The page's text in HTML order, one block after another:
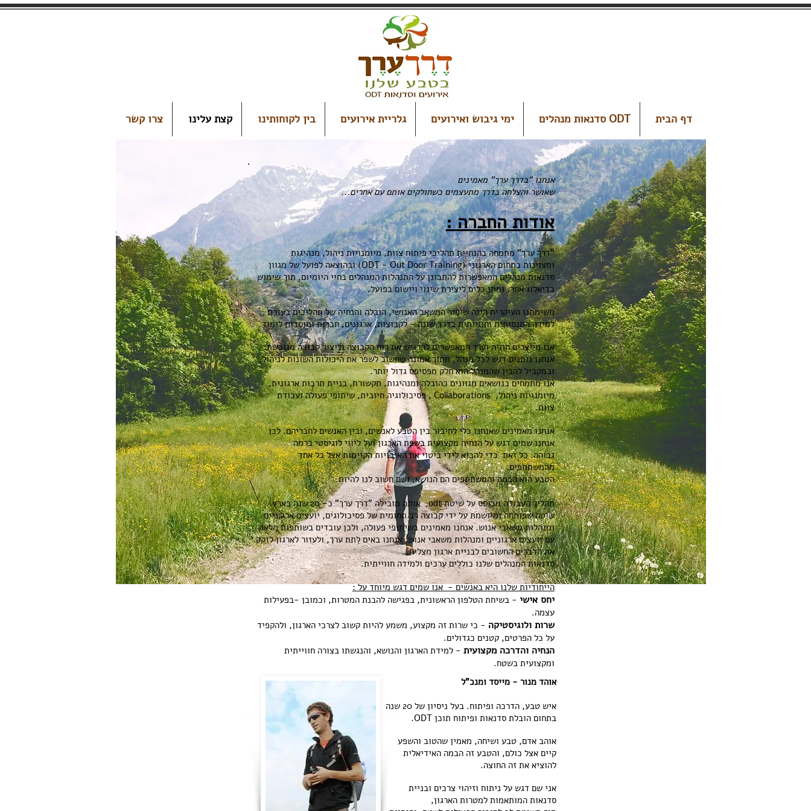
צרו קשר קצת עלינו בין לקוחותינו גלריית אירועים ימי גיבוש ואירועים סדנאות מנהלים ODT דף הבית
אנחנו "בדרך ערך" מאמינים
שאושר והצלחה בדרך מתעצמים כשחולקים אותם עם אחרים...
אודות החברה :
"דרך ערך" מתמחה בהנחיית תהליכי פיתוח צוות, מיומנויות ניהול, מנהיגות
ומצוינות בתחום הארגוני (ODT - Out Door Training) ובהוצאה לפועל של מגוון
סדנאות מנהלים המאפשרות להתבונן על התנהלות המנהלים בחיי היומיום, תוך שימוש
בדיאלוג אחר, ומתן כלים ליצירת שינוי ויישום בפועל.
משימתנו העיקרית הינה שיפור המשאב האנושי, הובלה והנחיה של תהליכים בעזרת
למידה התנסותית וחווייתית בדרך שונה - לקבוצות, ארגונים, חברות ומוסדות לימוד.
אנו מייצרים חוויה וערך המאפשרים להרגיש את רוח הקבוצה וליצור קבוצה מגובשת.
אנחנו נותנים דגש לכל מנהל, מתוך אמונה שחשוב לשפר את היכולות השונות לניהול,
ובמקביל להבין שהמנהל הוא חלק מפסיפס גדול יותר.
אנו מתמחים בנושאים מגוונים כהובלה ומנהיגות, תקשורת, בניית תרבות ארגונית,
מיומנויות ניהול, Collaborations , פסיכולוגיה חיובית, שיתופי פעולה ועבודת
צוות.
אנחנו מאמינים שאנחנו כלי לחיבור בין הטבע לאנשים, ובין האנשים לחבריהם. לכן
אנחנו שמים דגש על הנחיה מקצועית בשפת הארגון ועל ליווי לוגיסטי ברמה
גבוהה. כל זאת כדי להביא לידי ביטוי את האיכויות הקיימות אצל כל אחד
מהמשתתפים.
הטבע הוא הבמה והמשתתפים הם הנושא, ושם חשוב לנו להיות.
תהליך העבודה מבוסס על שיטת odt, אותה מובילה "דרך ערך" כ- 20 שנה בארץ.
שיטה שפותחה ומיושמת על ידי קבוצה רב תחומית של פסיכולוגים, יועצים ארגוניים
ומנהלות משאבי אנוש. אנחנו מאמינים בשיתופי פעולה, ולכן עובדים בשותפות מלאה
עם יועצים ארגוניים ומנהלות משאבי אנוש. אנחנו באים לתת ערך, ולעזור לארגון לזקק
את הדברים החשובים לבניית ארגון מצליח.
סדנאות המנהלים שלנו כוללים ערכים ולמידה חווייתית.
הייחודיות שלנו היא באנשים - אנו שמים דגש מיוחד על :
יחס אישי - בשיחת הטלפון הראשונית, בפגישה להבנת המטרות, וכמובן -בפעילות
עצמה.
שרות ולוגיסטיקה - כי שרות זה מקצוע, משמע להיות קשוב לצרכי הארגון, ולהקפיד
על כל הפרטים, קטנים כגדולים.
הנחיה והדרכה מקצועית - למידת הארגון והנושא, והנגשתו בצורה חווייתית
ומקצועית בשטח.
אוהד מנור - מייסד ומנכ"ל
איש טבע, הדרכה ופיתוח. בעל ניסיון של 20 שנה
בתחום הובלת סדנאות ופיתוח תוכן ODT.
אוהב אדם, טבע ושיחה, מאמין שהטוב והשפע
קיים אצל כולם, והטבע זה הבמה האידיאלית
להוציא את זה החוצה.
אני שם דגש על ניתוח וזיהוי צרכים ובניית
סדנאות המותאמות למטרות הארגון,